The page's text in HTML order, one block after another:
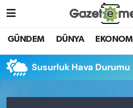
GÜNDEM DÜNYA EKONOMİ
Susurluk Hava Durumu
DÜNYA
EKONOMİ
Nöbetçi Eczaneler
Hava Durumu